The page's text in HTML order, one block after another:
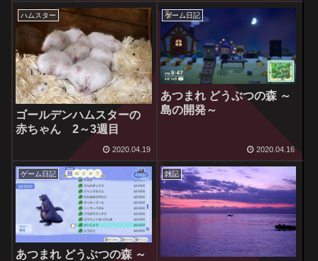
ハムスター
ゴールデンハムスターの
赤ちゃん 2～3週目
2020.04.19
ゲーム日記
あつまれ どうぶつの森 ～
島の開発～
2020.04.16
ゲーム日記
あつまれ どうぶつの森 ～
雑記